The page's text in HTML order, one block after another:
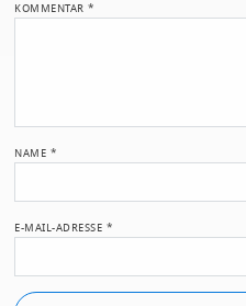
KOMMENTAR*
NAME *
E-MAIL-ADRESSE *